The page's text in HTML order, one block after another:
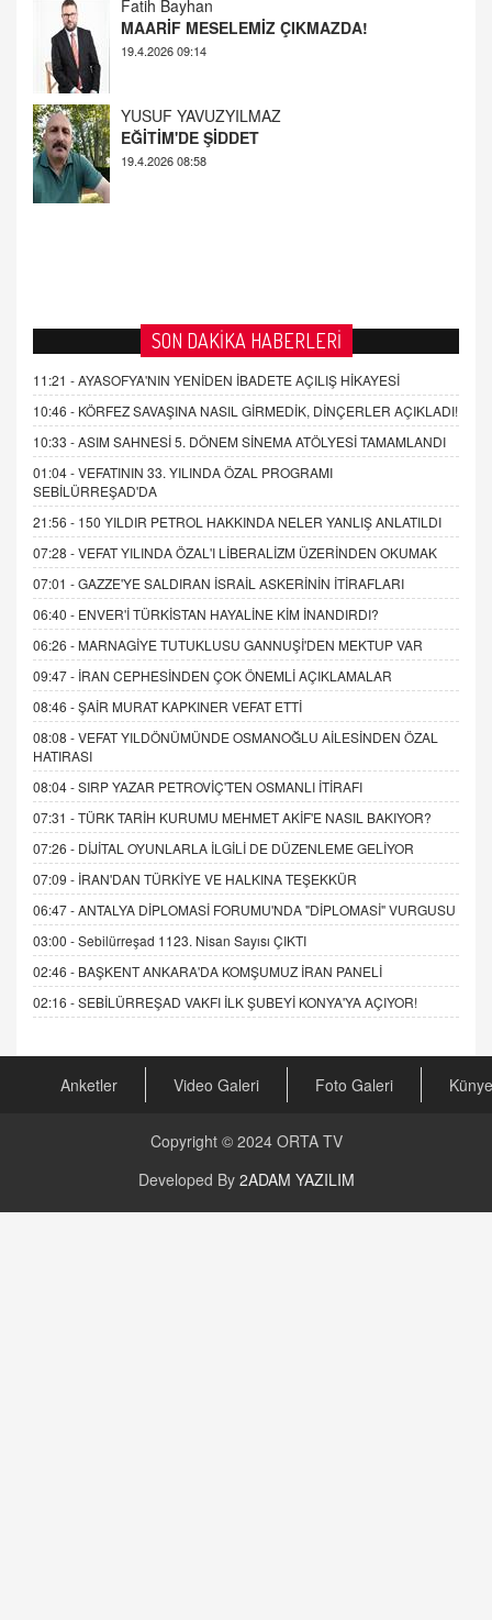
YUSUF YAVUZYILMAZ
SON DAKİKA HABERLERİ
11:21 -AYASOFYA'NIN YENİDEN İBADETE AÇILIŞ HİKAYESİ
10:46 - KÖRFEZ SAVAŞINA NASIL GİRMEDİK, DİNÇERLER AÇIKLADI!
10:33 -ASIM SAHNESİ 5. DÖNEM SİNEMA ATÖLYESİ TAMAMLANDI
01:04 -VEFATININ 33. YILINDA ÖZAL PROGRAMI
SEBİLÜRREŞAD'DA
21:56 - 150 YILDIR PETROL HAKKINDA NELER YANLIŞ ANLATILDI
07:28 -VEFAT YILINDA ÖZAL'I LİBERALİZM ÜZERİNDEN OKUMAK
07:01 -GAZZE'YE SALDIRAN İSRAİL ASKERİNİN İTİRAFLARI
06:40 - ENVER'İ TÜRKİSTAN HAYALİNE KİM İNANDIRDI?
06:26 - MARNAGİYE TUTUKLUSU GANNUŞİ'DEN MEKTUP VAR
09:47 - İRAN CEPHESİNDEN ÇOK ÖNEMLİ AÇIKLAMALAR
08:46 -ŞAİR MURAT KAPKINER VEFAT ETTİ
08:08 -VEFAT YILDÖNÜMÜNDE OSMANOĞLU AİLESİNDEN ÖZAL
HATIRASI
08:04 -SIRP YAZAR PETROVİÇ'TEN OSMANLI İTİRAFI
07:31 -TÜRK TARİH KURUMU MEHMET AKİF'E NASIL BAKIYOR?
07:26 - DİJİTAL OYUNLARLA İLGİLİ DE DÜZENLEME GELİYOR
07:09 - İRAN'DAN TÜRKİYE VE HALKINA TEŞEKKÜR
06:47 -ANTALYA DİPLOMASİ FORUMU'NDA "DİPLOMASİ" VURGUSU
03:00 -Sebilürreşad 1123. Nisan Sayısı ÇIKTI
02:46 - BAŞKENT ANKARA'DA KOMŞUMUZ İRAN PANELİ
02:16 -SEBİLÜRREŞAD VAKFI İLK ŞUBEYİ KONYA'YA AÇIYOR!
Anketler Video Galeri Foto Galeri Künye
Copyright © 2024 ORTA TV
Developed By 2ADAM YAZILIM